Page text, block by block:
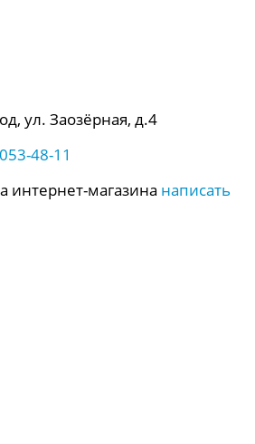
ул. Заозёрная, д.4
48-11
интернет-магазина написать